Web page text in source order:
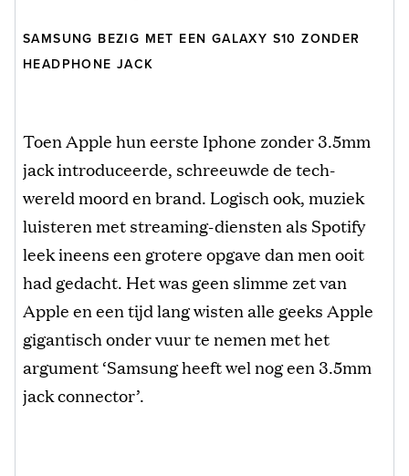
SAMSUNG BEZIG MET EEN GALAXY S10 ZONDER
HEADPHONE JACK
Toen Apple hun eerste Iphone zonder 3.5mm
jack introduceerde, schreeuwde de tech-
wereld moord en brand. Logisch ook, muziek
luisteren met streaming-diensten als Spotify
leek ineens een grotere opgave dan men ooit
had gedacht. Het was geen slimme zet van
Apple en een tijd lang wisten alle geeks Apple
gigantisch onder vuur te nemen met het
argument ‘Samsung heeft wel nog een 3.5mm
jack connector’.